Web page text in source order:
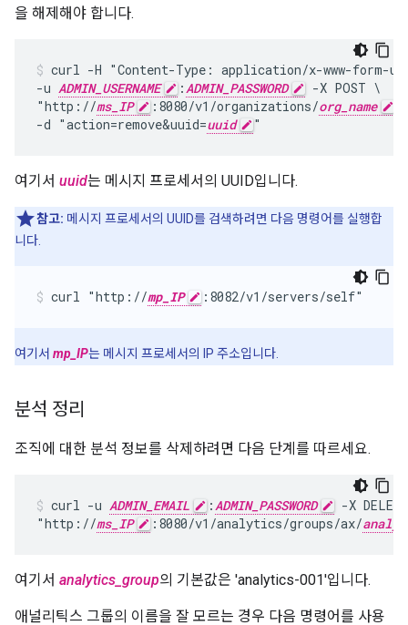
을 해제해야 합니다.
curl -H "Content-Type: application/x-www-form-
-u ADMIN_USERNAME :ADMIN_PASSWORD
-X POST \
"http://ms_IP :8080/v1/organizations/org_name
-d "action=remove&uuid=uuid "
여기서 uuid는 메시지 프로세서의 UUID입니다.
참고: 메시지 프로세서의 UUID를 검색하려면 다음 명령어를 실행합
니다.
curl "http://mp_IP :8082/v1/servers/self"
여기서 mp_IP는 메시지 프로세서의 IP 주소입니다.
분석 정리
조직에 대한 분석 정보를 삭제하려면 다음 단계를 따르세요.
curl -u ADMIN_EMAIL :ADMIN_PASSWORD
-X
"http://ms_IP :8080/v1/analytics/groups/ax/
여기서 analytics_group의 기본값은 'analytics-001'입니다.
애널리틱스 그룹의 이름을 잘 모르는 경우 다음 명령어를 사용